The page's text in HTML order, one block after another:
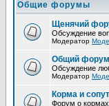
Общие форумы
Щенячий
Обсуждение
Модератор
Общий форум
Обсуждение
Модератор
Корма и
Форум о